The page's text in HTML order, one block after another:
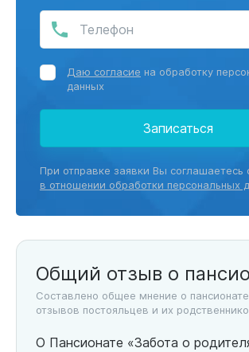
Даю согласие на обработку
данных
Записаться
При отправке заявки Вы соглашаетесь
в отношении обработки персональных
Общий отзыв о
Составлено общее мнение о
отзывов постояльцев и их
О Пансионате «Забота о